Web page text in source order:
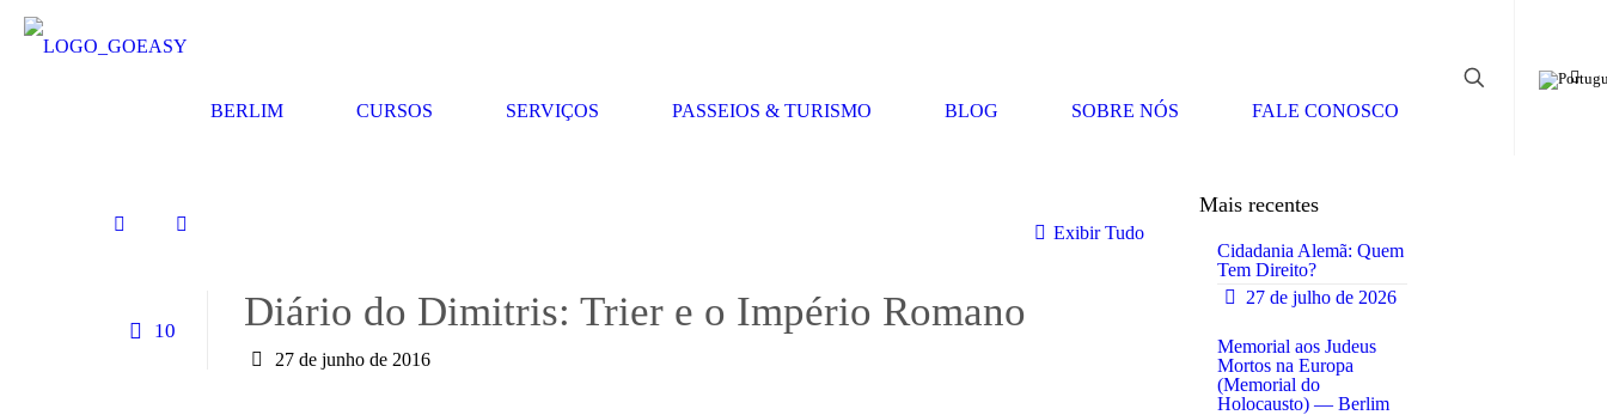
BERLIM CURSOS SERVIÇOS PASSEIOS & TURISMO BLOG SOBRE NÓS FALE CONOSCO
Exibir Tudo
10 Diário do Dimitris: Trier e o Império Romano
27 de junho de 2016
Mais recentes
Cidadania Alemã: Quem
Tem Direito?
27 de julho de 2026
Memorial aos Judeus
Mortos na Europa
(Memorial do
Holocausto) — Berlim